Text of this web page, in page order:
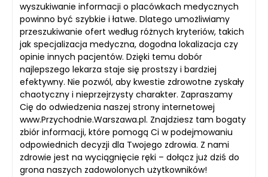
wyszukiwanie informacji o placówkach medycznych
powinno być szybkie i łatwe. Dlatego umożliwiamy
przeszukiwanie ofert według różnych kryteriów, takich
jak specjalizacja medyczna, dogodna lokalizacja czy
opinie innych pacjentów. Dzięki temu dobór
najlepszego lekarza staje się prostszy i bardziej
efektywny. Nie pozwól, aby kwestie zdrowotne zyskały
chaotyczny i nieprzejrzysty charakter. Zapraszamy
Cię do odwiedzenia naszej strony internetowej
www.Przychodnie.Warszawa.pl. Znajdziesz tam bogaty
zbiór informacji, które pomogą Ci w podejmowaniu
odpowiednich decyzji dla Twojego zdrowia. Z nami
zdrowie jest na wyciągnięcie ręki – dołącz już dziś do
grona naszych zadowolonych użytkowników!